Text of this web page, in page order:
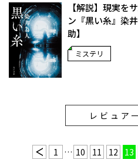
【解説】現実を
ン――『黒い糸』
助】
ミステリ
レビュア
1 … 10 11 12 13